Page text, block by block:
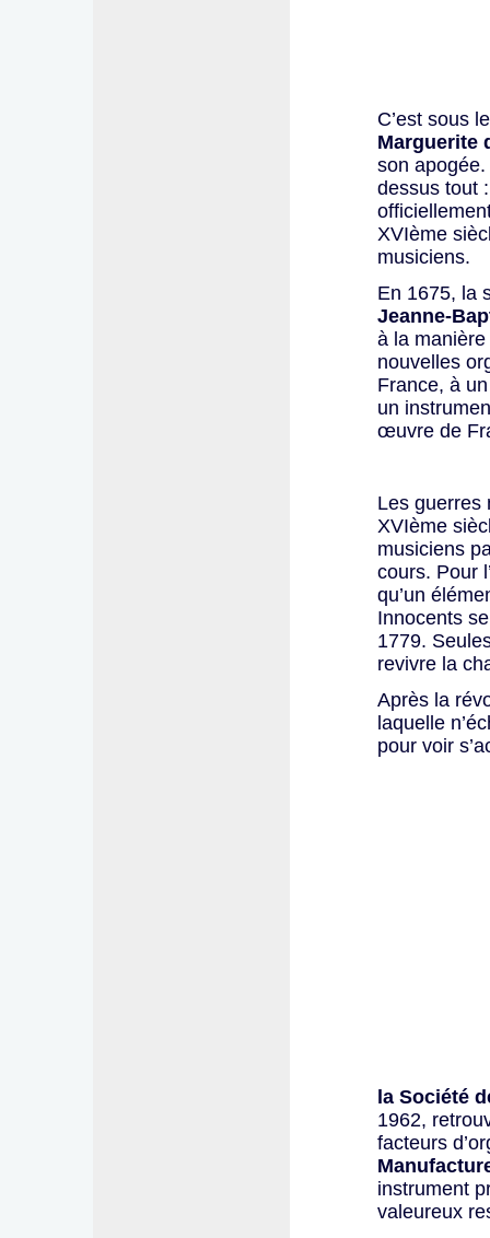
C’est sous
Marguerite
son
dessus tout
XVIème
musiciens.
En 1675, la
Jeanne-
à la
nouvelles
France, à
un
œuvre de
Les guerres
XVIème
musiciens
cours. Pour
qu’un
Innocents
1779.
revivre la
Après la
laquelle
pour voir
la Société
1962,
facteurs
instrument
valeureux